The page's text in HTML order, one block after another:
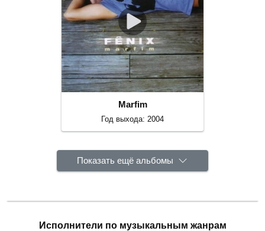
Marfim
Год выхода: 2004
Показать ещё альбомы
Исполнители по музыкальным жанрам